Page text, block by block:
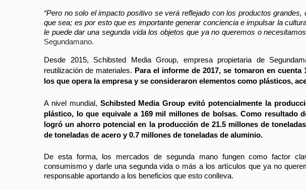
“Pero no solo el impacto positivo se verá reflejado con los productos
que sea; es por esto que es importante generar conciencia e impulsar la
le puede dar una segunda vida los objetos que ya no queremos o
Segundamano.
Desde 2015, Schibsted Media Group, empresa propietaria de
reutilización de materiales. Para el informe de 2017, se tomaron en
los que opera la empresa y se consideraron elementos como plásticos,
A nivel mundial, Schibsted Media Group evitó potencialmente la
plástico, lo que equivale a 169 mil millones de bolsas. Como resultado
logró un ahorro potencial en la producción de 21.5 millones de
de toneladas de acero y 0.7 millones de toneladas de aluminio.
De esta forma, los mercados de segunda mano fungen como factor
consumismo y darle una segunda vida o más a los artículos que ya no
responsable aportando a los beneficios que esto conlleva.